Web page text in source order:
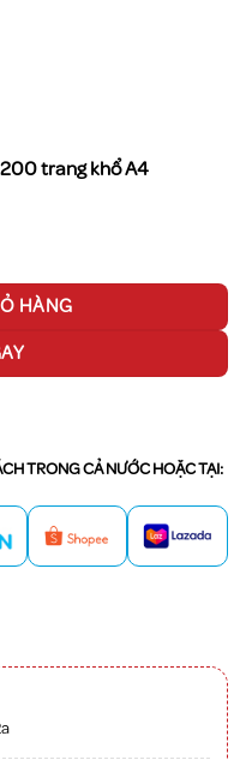
trang khổ A4
khổ A4 số lượng
HÀNG
TRONG CẢ NƯỚC HOẶC TẠI: